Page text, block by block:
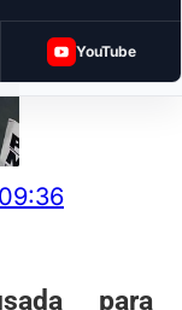
YouTube
09:36
para